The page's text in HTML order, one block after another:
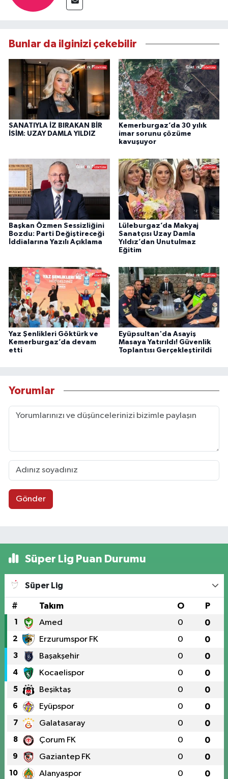
Bunlar da ilginizi çekebilir
SANATIYLA İZ BIRAKAN BİR
İSİM: UZAY DAMLA YILDIZ
Kemerburgaz’da 30 yılık
imar sorunu çözüme
kavuşuyor
Başkan Özmen Sessizliğini
Bozdu: Parti Değiştireceği
İddialarına Yazılı Açıklama
Lüleburgaz’da Makyaj
Sanatçısı Uzay Damla
Yıldız’dan Unutulmaz
Eğitim
Yaz Şenlikleri Göktürk ve
Kemerburgaz’da devam
etti
Eyüpsultan'da Asayiş
Masaya Yatırıldı! Güvenlik
Toplantısı Gerçekleştirildi
Yorumlar
Gönder
Süper Lig Puan Durumu
Süper Lig
# Takım O P
1 Amed 0 0
2 Erzurumspor FK 0 0
3 Başakşehir 0 0
4 Kocaelispor 0 0
5 Beşiktaş 0 0
6 Eyüpspor 0 0
7 Galatasaray 0 0
8 Çorum FK 0 0
9 Gaziantep FK 0 0
10 Alanyaspor 0 0